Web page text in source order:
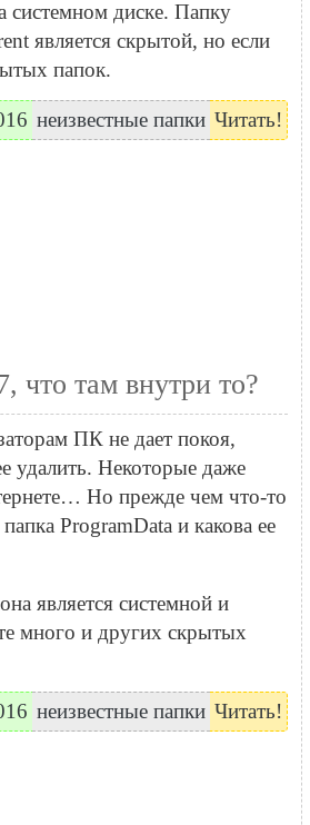
системном диске. Папку
является скрытой, но если
папок.
Читать!
неизвестные папки
что там внутри то?
ПК не дает покоя,
удалить. Некоторые даже
Но прежде чем что-то
ProgramData и какова ее
является системной и
много и других скрытых
Читать!
неизвестные папки